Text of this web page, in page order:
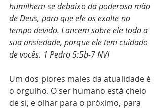
humilhem-se debaixo da poderosa mão
de Deus, para que ele os exalte no
tempo devido. Lancem sobre ele toda a
sua ansiedade, porque ele tem cuidado
de vocês. 1 Pedro 5:5b‭-‬7 NVI
Um dos piores males da atualidade é
o orgulho. O ser humano está cheio
de si, e olhar para o próximo, para